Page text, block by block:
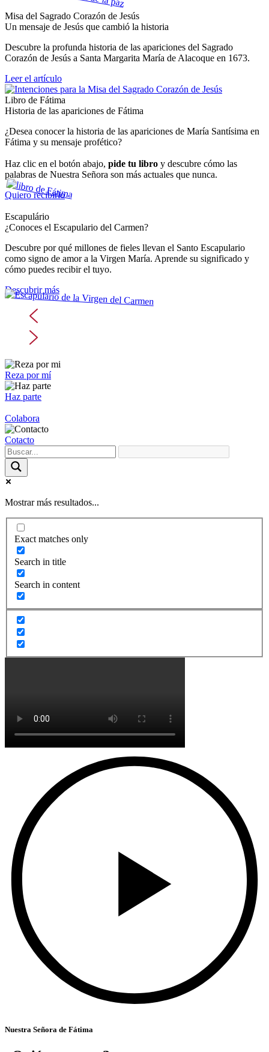
Misa del Sagrado Corazón de Jesús
Un mensaje de Jesús que cambió la historia
Descubre la profunda historia de las apariciones del Sagrado
Corazón de Jesús a Santa Margarita María de Alacoque en 1673.
Leer el artículo
Libro de Fátima
Historia de las apariciones de Fátima
¿Desea conocer la historia de las apariciones de María Santísima en
Fátima y su mensaje profético?
Haz clic en el botón abajo, pide tu libro y descubre cómo las
palabras de Nuestra Señora son más actuales que nunca.
Quiero recibirlo
Escapulário
¿Conoces el Escapulario del Carmen?
Descubre por qué millones de fieles llevan el Santo Escapulario
como signo de amor a la Virgen María. Aprende su significado y
cómo puedes recibir el tuyo.
Descubrir más
Reza por mí
Haz parte
Colabora
Cotacto
Mostrar más resultados...
Exact matches only
Search in title
Search in content
Nuestra Señora de Fátima